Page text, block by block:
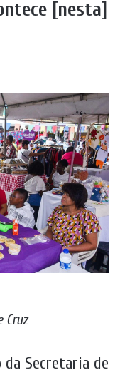
[nesta]
Cruz
Secretaria de